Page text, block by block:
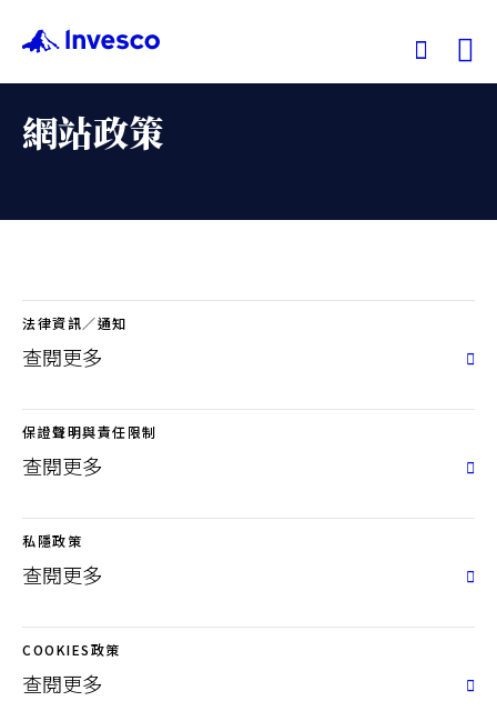
我們的基金
投資觀點
關於景順
English
聯絡我們
登入
網站政策
法律資訊／通知
查閱更多
保證聲明與責任限制
查閱更多
私隱政策
查閱更多
COOKIES政策
查閱更多